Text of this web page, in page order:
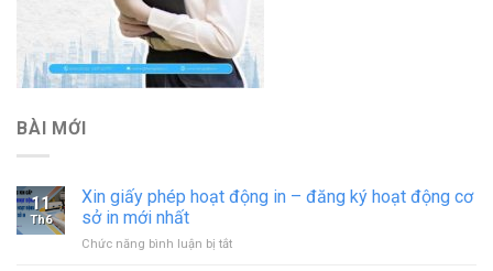
BÀI MỚI
11
Th6
Xin giấy phép hoạt động in – đăng ký hoạt động cơ
sở in mới nhất
Chức năng bình luận bị tắtở